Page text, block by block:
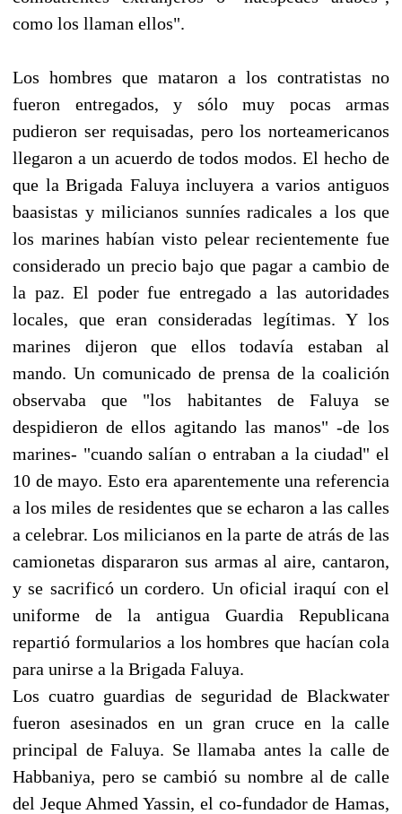
como los llaman ellos".
Los hombres que mataron a los contratistas no
fueron entregados, y sólo muy pocas armas
pudieron ser requisadas, pero los norteamericanos
llegaron a un acuerdo de todos modos. El hecho de
que la Brigada Faluya incluyera a varios antiguos
baasistas y milicianos sunníes radicales a los que
los marines habían visto pelear recientemente fue
considerado un precio bajo que pagar a cambio de
la paz. El poder fue entregado a las autoridades
locales, que eran consideradas legítimas. Y los
marines dijeron que ellos todavía estaban al
mando. Un comunicado de prensa de la coalición
observaba que "los habitantes de Faluya se
despidieron de ellos agitando las manos" -de los
marines- "cuando salían o entraban a la ciudad" el
10 de mayo. Esto era aparentemente una referencia
a los miles de residentes que se echaron a las calles
a celebrar. Los milicianos en la parte de atrás de las
camionetas dispararon sus armas al aire, cantaron,
y se sacrificó un cordero. Un oficial iraquí con el
uniforme de la antigua Guardia Republicana
repartió formularios a los hombres que hacían cola
para unirse a la Brigada Faluya.
Los cuatro guardias de seguridad de Blackwater
fueron asesinados en un gran cruce en la calle
principal de Faluya. Se llamaba antes la calle de
Habbaniya, pero se cambió su nombre al de calle
del Jeque Ahmed Yassin, el co-fundador de Hamas,